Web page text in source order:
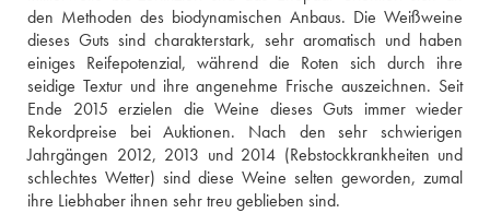
den Methoden des biodynamischen Anbaus. Die Weißweine
dieses Guts sind charakterstark, sehr aromatisch und haben
einiges Reifepotenzial, während die Roten sich durch ihre
seidige Textur und ihre angenehme Frische auszeichnen. Seit
Ende 2015 erzielen die Weine dieses Guts immer wieder
Rekordpreise bei Auktionen. Nach den sehr schwierigen
Jahrgängen 2012, 2013 und 2014 (Rebstockkrankheiten und
schlechtes Wetter) sind diese Weine selten geworden, zumal
ihre Liebhaber ihnen sehr treu geblieben sind.